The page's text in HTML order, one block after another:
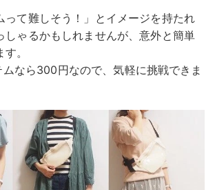
って難しそう！」とイメージを持たれ
しゃるかもしれませんが、意外と簡単
。
なら300円なので、気軽に挑戦できま